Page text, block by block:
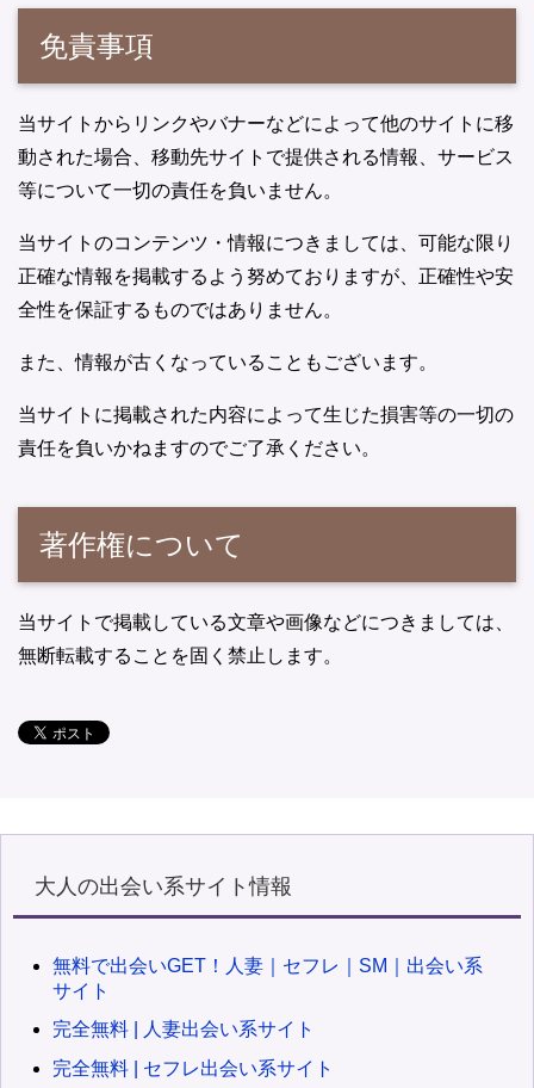
免責事項
当サイトからリンクやバナーなどによって他のサイトに移
動された場合、移動先サイトで提供される情報、サービス
等について一切の責任を負いません。
当サイトのコンテンツ・情報につきましては、可能な限り
正確な情報を掲載するよう努めておりますが、正確性や安
全性を保証するものではありません。
また、情報が古くなっていることもございます。
当サイトに掲載された内容によって生じた損害等の一切の
責任を負いかねますのでご了承ください。
著作権について
当サイトで掲載している文章や画像などにつきましては、
無断転載することを固く禁止します。
大人の出会い系サイト情報
無料で出会いGET！人妻｜セフレ｜SM｜出会い系
サイト
完全無料 | 人妻出会い系サイト
完全無料 | セフレ出会い系サイト